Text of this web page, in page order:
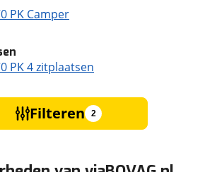
PK Camper
PK 4 zitplaatsen
Filteren 2